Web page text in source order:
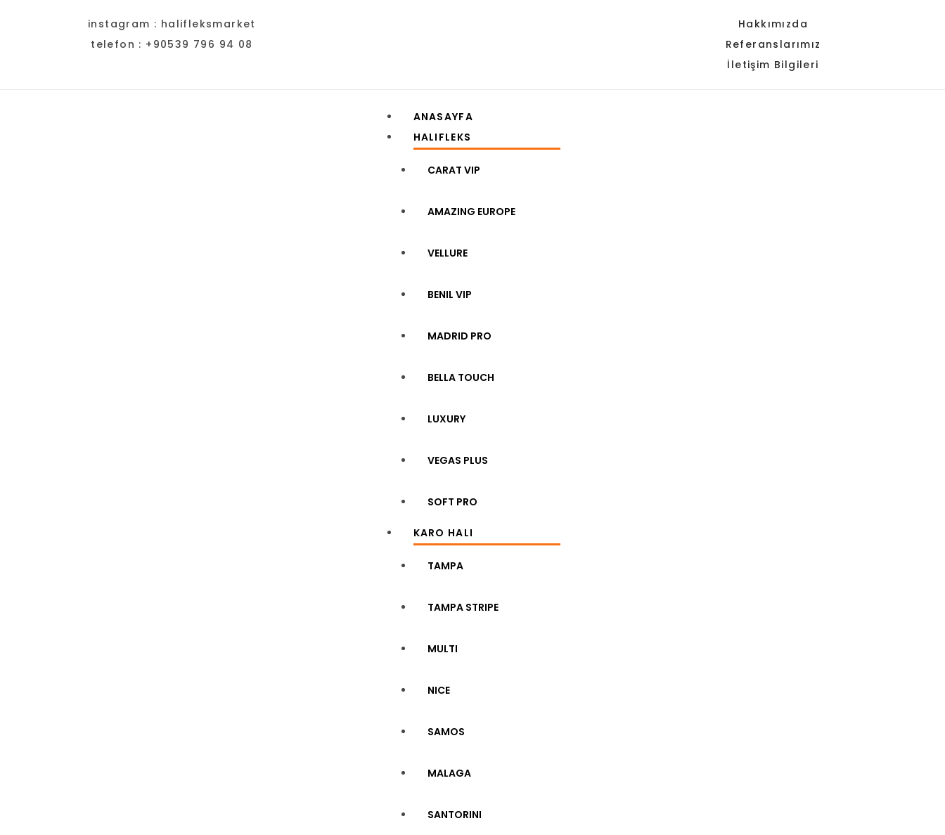
instagram : halifleksmarket
telefon : +90539 796 94 08
Hakkımızda
Referanslarımız
İletişim Bilgileri
ANASAYFA
HALIFLEKS
CARAT VIP
AMAZING EUROPE
VELLURE
BENIL VIP
MADRID PRO
BELLA TOUCH
LUXURY
VEGAS PLUS
SOFT PRO
KARO HALI
TAMPA
TAMPA STRIPE
MULTI
NICE
SAMOS
MALAGA
SANTORINI